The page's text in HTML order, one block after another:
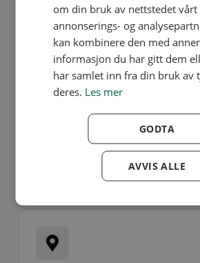
Ring oss - Døgnvakt 24/7
815 00 088
post@klmas.no
om din bruk av nettstedet vårt
annonserings- og
kan kombinere den med
informasjon du har gitt dem
har samlet inn fra din bruk av
deres. Les mer
GODTA
AVVIS ALLE